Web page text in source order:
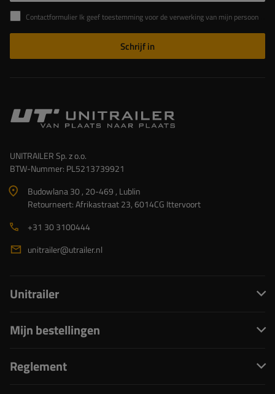
Contactformulier Ik geef toestemming voor de verwerking van mijn persoonlijke gegevens in het contactformulier in overeenstemming met de Verordening van het Europees Parlement en de Raad (EU)
Schrijf in
UNITRAILER Sp. z o.o.
BTW-Nummer: PL5213739921
Budowlana 30 , 20-469 , Lublin
Retourneert: Afrikastraat 23, 6014CG Ittervoort
+31 30 3100444
unitrailer@utrailer.nl
Unitrailer
Mijn bestellingen
Reglement